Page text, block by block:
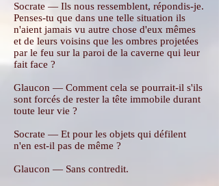
Socrate — Ils nous ressemblent, répondis-je.
Penses-tu que dans une telle situation ils
n'aient jamais vu autre chose d'eux mêmes
et de leurs voisins que les ombres projetées
par le feu sur la paroi de la caverne qui leur
fait face ?
Glaucon — Comment cela se pourrait-il s'ils
sont forcés de rester la tête immobile durant
toute leur vie ?
Socrate — Et pour les objets qui défilent
n'en est-il pas de même ?
Glaucon — Sans contredit.